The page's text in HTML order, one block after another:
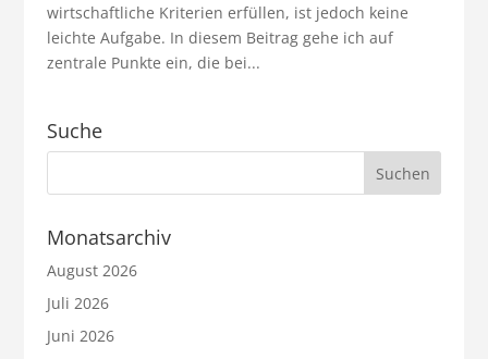
wirtschaftliche Kriterien erfüllen, ist jedoch keine
leichte Aufgabe. In diesem Beitrag gehe ich auf
zentrale Punkte ein, die bei...
Suche
Monatsarchiv
August 2026
Juli 2026
Juni 2026